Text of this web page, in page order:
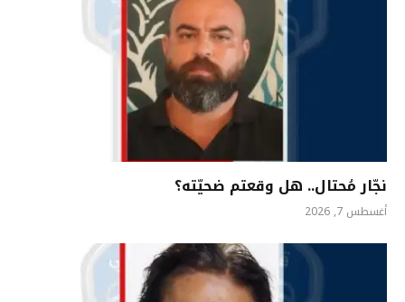
نجّار مُحتال.. هل وقعتم ضحيّته؟
أغسطس 7, 2026